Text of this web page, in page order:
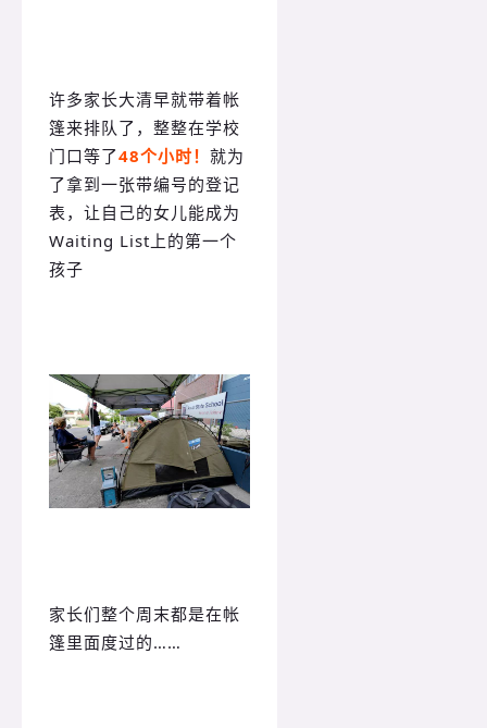
许多家长大清早就带着帐
篷来排队了，整整在学校
门口等了48个小时！ 就为
了拿到一张带编号的登记
表，让自己的女儿能成为
Waiting List上的第一个
孩子
家长们整个周末都是在帐
篷里面度过的……